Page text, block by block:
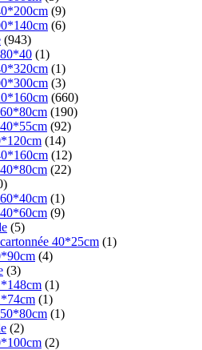
(9)
(6)
(943)
(1)
(1)
(3)
(660)
(190)
(92)
(14)
(12)
(22)
(1)
(9)
(5)
40*25cm (1)
(4)
(3)
(1)
(1)
(1)
(2)
(2)